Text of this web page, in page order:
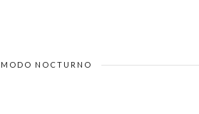
MODO NOCTURNO